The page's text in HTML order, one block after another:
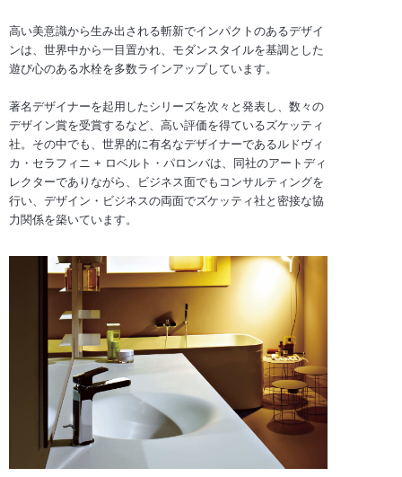
高い美意識から生み出される斬新でインパクトのあるデザイ
ンは、世界中から一目置かれ、モダンスタイルを基調とした
遊び心のある水栓を多数ラインアップしています。
著名デザイナーを起用したシリーズを次々と発表し、数々の
デザイン賞を受賞するなど、高い評価を得ているズケッティ
社。その中でも、世界的に有名なデザイナーであるルドヴィ
カ・セラフィニ + ロベルト・パロンバは、同社のアートディ
レクターでありながら、ビジネス面でもコンサルティングを
行い、デザイン・ビジネスの両面でズケッティ社と密接な協
力関係を築いています。